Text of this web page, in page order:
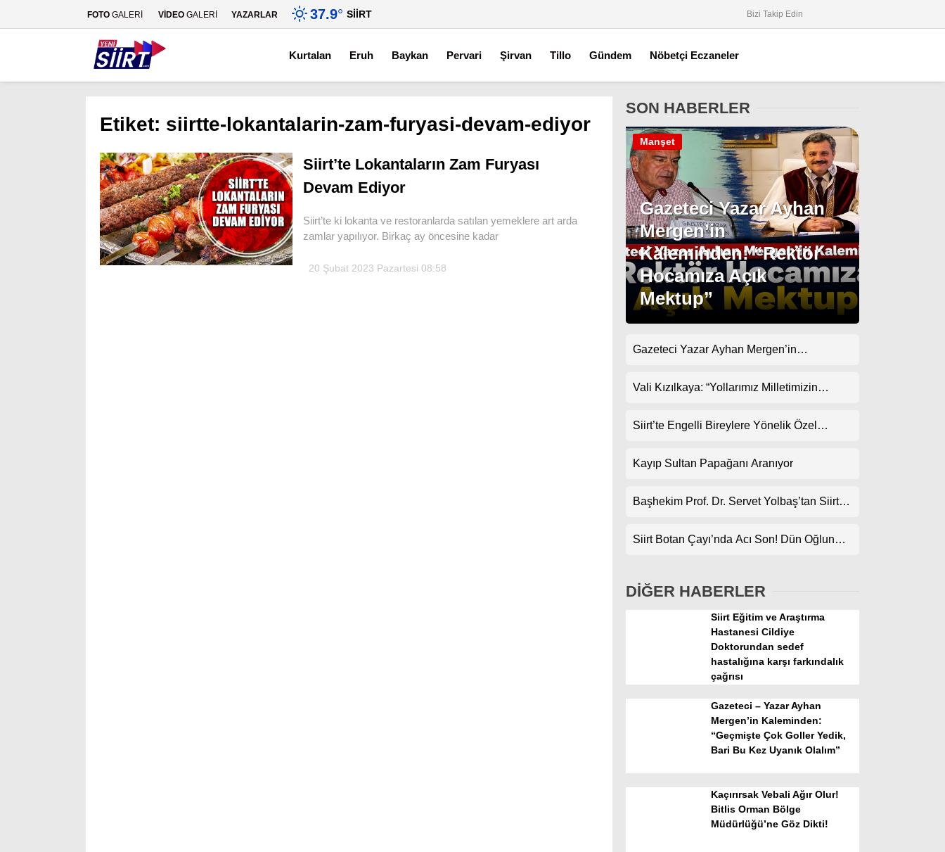
Gündem
Spor
Teknoloji
WhatsApp İhbar Hattı
FOTO GALERİ VİDEO GALERİ YAZARLAR 37.9° SIIRT Bizi Takip Edin
Kurtalan Eruh Baykan Pervari Şirvan Tillo Gündem Nöbetçi Eczaneler
Etiket: siirtte-lokantalarin-zam-furyasi-devam-ediyor
Siirt’te Lokantaların Zam Furyası
Devam Ediyor
Siirt’te ki lokanta ve restoranlarda satılan yemeklere art arda
zamlar yapılıyor. Birkaç ay öncesine kadar
20 Şubat 2023 Pazartesi 08:58
SON HABERLER
Gazeteci Yazar Ayhan
Mergen’in
Kaleminden: “Rektör
Hocamıza Açık
Mektup”
Manşet
Gazeteci Yazar Ayhan Mergen’in
Koyulan Bir Dönem”
Vali Kızılkaya: “Yollarımız Milletimizin
Siirt’te Engelli Bireylere Yönelik Özel
Kayıp Sultan Papağanı Aranıyor
Başhekim Prof. Dr. Servet Yolbaş’tan Siirt’e
Siirt Botan Çayı’nda Acı Son! Dün Oğlunun,
DİĞER HABERLER
Siirt Eğitim ve Araştırma
Hastanesi Cildiye
Doktorundan sedef
hastalığına karşı farkındalık
çağrısı
Gazeteci – Yazar Ayhan
Mergen’in Kaleminden:
“Geçmişte Çok Goller Yedik,
Bari Bu Kez Uyanık Olalım”
Kaçırırsak Vebali Ağır Olur!
Bitlis Orman Bölge
Müdürlüğü’ne Göz Dikti!